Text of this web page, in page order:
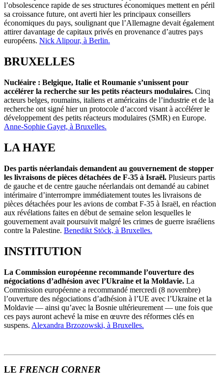
l’obsolescence rapide de ses structures économiques mettent en péril
sa croissance future, ont averti hier les principaux conseillers
économiques du pays, soulignant que l’Allemagne devait également
attirer davantage de capitaux privés en provenance d’autres pays
européens. Nick Alipour, à Berlin.
BRUXELLES
Nucléaire : Belgique, Italie et Roumanie s’unissent pour
accélérer la recherche sur les petits réacteurs modulaires. Cinq
acteurs belges, roumains, italiens et américains de l’industrie et de la
recherche ont signé hier un protocole d’accord visant à accélérer le
développement des petits réacteurs modulaires (SMR) en Europe.
Anne-Sophie Gayet, à Bruxelles.
LA HAYE
Des partis néerlandais demandent au gouvernement de stopper
les livraisons de pièces détachées de F-35 à Israël. Plusieurs partis
de gauche et de centre gauche néerlandais ont demandé au cabinet
intérimaire d’interrompre immédiatement toutes les livraisons de
pièces détachées pour les avions de combat F-35 à Israël, en réaction
aux révélations faites en début de semaine selon lesquelles le
gouvernement avait poursuivit malgré les crimes de guerre israéliens
contre la Palestine. Benedikt Stöck, à Bruxelles.
INSTITUTION
La Commission européenne recommande l’ouverture des
négociations d’adhésion avec l’Ukraine et la Moldavie. La
Commission européenne a recommandé mercredi (8 novembre)
l’ouverture des négociations d’adhésion à l’UE avec l’Ukraine et la
Moldavie — ainsi qu’avec la Bosnie ultérieurement — une fois que
ces pays auront achevé la mise en œuvre des réformes clés en
suspens. Alexandra Brzozowski, à Bruxelles.
LE FRENCH CORNER